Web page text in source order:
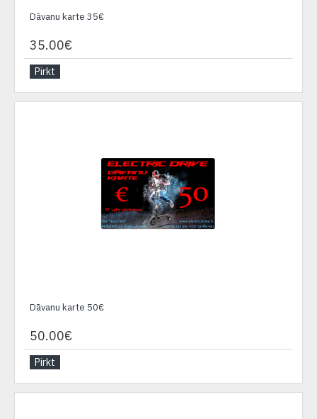
Dāvanu karte 35€
35.00€
Pirkt
Dāvanu karte 50€
50.00€
Pirkt